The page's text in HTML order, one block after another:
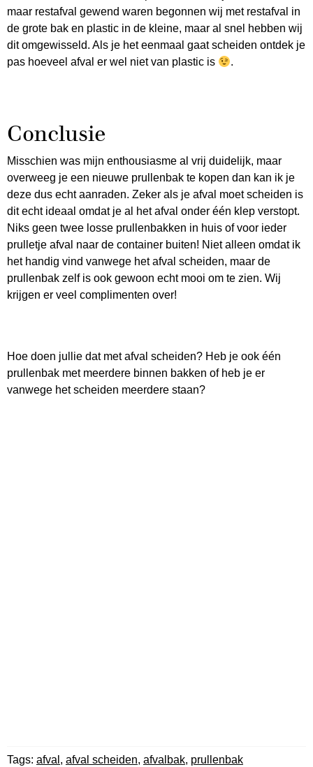
maar restafval gewend waren begonnen wij met restafval in
de grote bak en plastic in de kleine, maar al snel hebben wij
dit omgewisseld. Als je het eenmaal gaat scheiden ontdek je
pas hoeveel afval er wel niet van plastic is
.
Conclusie
Misschien was mijn enthousiasme al vrij duidelijk, maar
overweeg je een nieuwe prullenbak te kopen dan kan ik je
deze dus echt aanraden. Zeker als je afval moet scheiden is
dit echt ideaal omdat je al het afval onder één klep verstopt.
Niks geen twee losse prullenbakken in huis of voor ieder
prulletje afval naar de container buiten! Niet alleen omdat ik
het handig vind vanwege het afval scheiden, maar de
prullenbak zelf is ook gewoon echt mooi om te zien. Wij
krijgen er veel complimenten over!
Hoe doen jullie dat met afval scheiden? Heb je ook één
prullenbak met meerdere binnen bakken of heb je er
vanwege het scheiden meerdere staan?
Tags: afval , afval scheiden, afvalbak, prullenbak